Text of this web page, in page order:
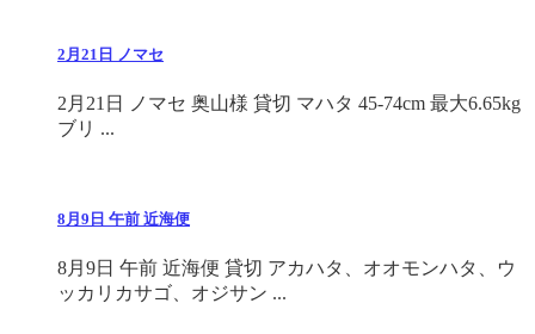
2月21日 ノマセ
2月21日 ノマセ 奥山様 貸切 マハタ 45-74cm 最大6.65kg
ブリ ...
8月9日 午前 近海便
8月9日 午前 近海便 貸切 アカハタ、オオモンハタ、ウ
ッカリカサゴ、オジサン ...